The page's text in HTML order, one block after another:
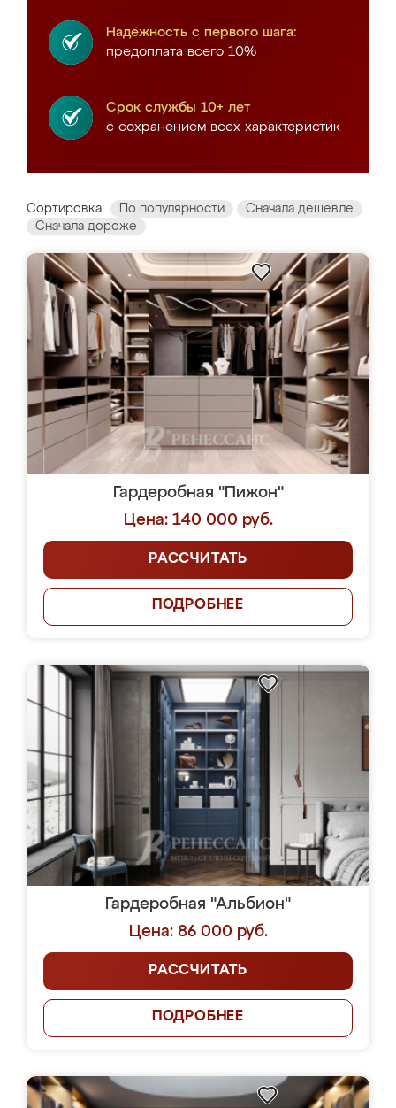
Надёжность с первого шага:
предоплата всего 10%
Срок службы 10+ лет
с сохранением всех характеристик
Сортировка: По популярности
Сначала дешевле
Сначала дороже
Гардеробная "Пижон"
Цена: 140 000 руб.
РАССЧИТАТЬ
ПОДРОБНЕЕ
Гардеробная "Альбион"
Цена: 86 000 руб.
РАССЧИТАТЬ
ПОДРОБНЕЕ